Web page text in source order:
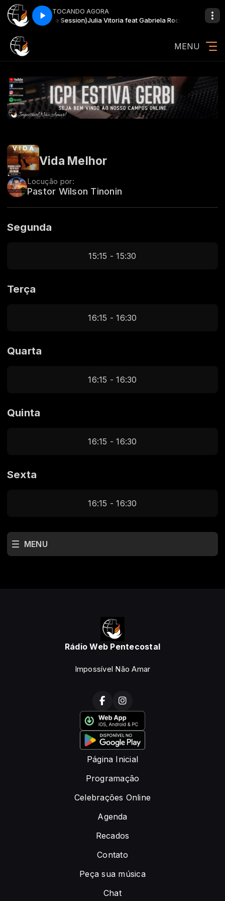
TOCANDO AGORA
Águas (Live Session)Julia Vitoria feat Gabriela Rocha Tuas Águas
MENU
Vida Melhor
Locução por:
Pastor Wilson Tinonin
Segunda
15:15 - 15:30
Terça
16:15 - 16:30
Quarta
16:15 - 16:30
Quinta
16:15 - 16:30
Sexta
16:15 - 16:30
MENU
Rádio Web Pentecostal
Impossível Não Amar
Página Inicial
Programação
Celebrações Online
Agenda
Recados
Contato
Peça sua música
Chat